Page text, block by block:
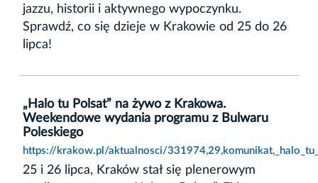
jazzu, historii i aktywnego wypoczynku.
Sprawdź, co się dzieje w Krakowie od 25 do 26
lipca!
„Halo tu Polsat” na żywo z Krakowa.
Weekendowe wydania programu z Bulwaru
Poleskiego
https://krakow.pl/aktualnosci/
25 i 26 lipca, Kraków stał się plenerowym